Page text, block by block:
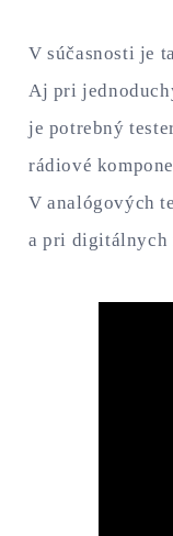
V súčasnosti je
Aj pri
je potrebný
rádiové
V analógových
a pri digitálnych